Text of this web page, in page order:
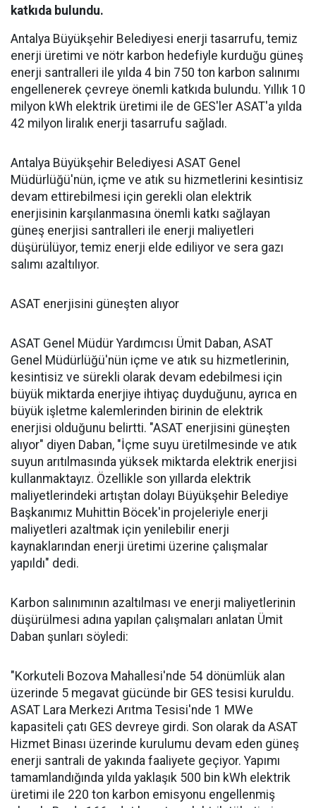
katkıda bulundu.
Antalya Büyükşehir Belediyesi enerji tasarrufu, temiz
enerji üretimi ve nötr karbon hedefiyle kurduğu güneş
enerji santralleri ile yılda 4 bin 750 ton karbon salınımı
engellenerek çevreye önemli katkıda bulundu. Yıllık 10
milyon kWh elektrik üretimi ile de GES'ler ASAT'a yılda
42 milyon liralık enerji tasarrufu sağladı.
Antalya Büyükşehir Belediyesi ASAT Genel
Müdürlüğü'nün, içme ve atık su hizmetlerini kesintisiz
devam ettirebilmesi için gerekli olan elektrik
enerjisinin karşılanmasına önemli katkı sağlayan
güneş enerjisi santralleri ile enerji maliyetleri
düşürülüyor, temiz enerji elde ediliyor ve sera gazı
salımı azaltılıyor.
ASAT enerjisini güneşten alıyor
ASAT Genel Müdür Yardımcısı Ümit Daban, ASAT
Genel Müdürlüğü'nün içme ve atık su hizmetlerinin,
kesintisiz ve sürekli olarak devam edebilmesi için
büyük miktarda enerjiye ihtiyaç duyduğunu, ayrıca en
büyük işletme kalemlerinden birinin de elektrik
enerjisi olduğunu belirtti. "ASAT enerjisini güneşten
alıyor" diyen Daban, "İçme suyu üretilmesinde ve atık
suyun arıtılmasında yüksek miktarda elektrik enerjisi
kullanmaktayız. Özellikle son yıllarda elektrik
maliyetlerindeki artıştan dolayı Büyükşehir Belediye
Başkanımız Muhittin Böcek'in projeleriyle enerji
maliyetleri azaltmak için yenilebilir enerji
kaynaklarından enerji üretimi üzerine çalışmalar
yapıldı" dedi.
Karbon salınımının azaltılması ve enerji maliyetlerinin
düşürülmesi adına yapılan çalışmaları anlatan Ümit
Daban şunları söyledi:
"Korkuteli Bozova Mahallesi'nde 54 dönümlük alan
üzerinde 5 megavat gücünde bir GES tesisi kuruldu.
ASAT Lara Merkezi Arıtma Tesisi'nde 1 MWe
kapasiteli çatı GES devreye girdi. Son olarak da ASAT
Hizmet Binası üzerinde kurulumu devam eden güneş
enerji santrali de yakında faaliyete geçiyor. Yapımı
tamamlandığında yılda yaklaşık 500 bin kWh elektrik
üretimi ile 220 ton karbon emisyonu engellenmiş